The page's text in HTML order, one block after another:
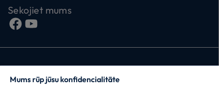
Sekojiet mums
Mums rūp jūsu konfidencialitāte